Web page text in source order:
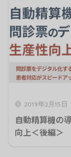
2019年2月15日
自動精算機の
向上＜後編＞